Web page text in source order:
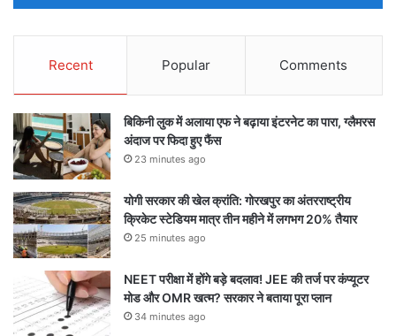
Recent Popular Comments
बिकिनी लुक में अलाया एफ ने बढ़ाया इंटरनेट का पारा, ग्लैमरस
अंदाज पर फिदा हुए फैंस
23 minutes ago
योगी सरकार की खेल क्रांति: गोरखपुर का अंतरराष्ट्रीय
क्रिकेट स्टेडियम मात्र तीन महीने में लगभग 20% तैयार
25 minutes ago
NEET परीक्षा में होंगे बड़े बदलाव! JEE की तर्ज पर कंप्यूटर
मोड और OMR खत्म? सरकार ने बताया पूरा प्लान
34 minutes ago